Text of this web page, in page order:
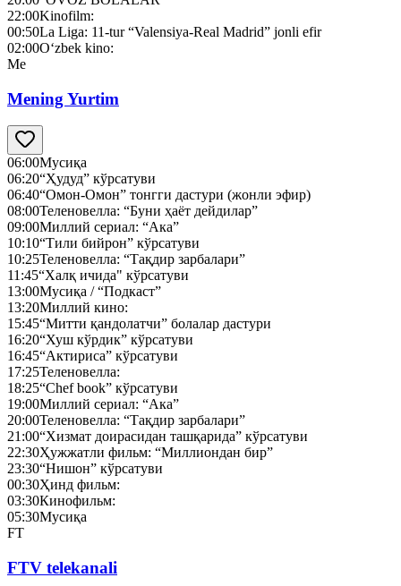
22:00Kinofilm:
00:50La Liga: 11-tur “Valensiya-Real Madrid” jonli efir
02:00O‘zbek kino:
Me
Mening Yurtim
06:00Мусиқа
06:20“Ҳудуд” кўрсатуви
06:40“Омон-Омон” тонгги дастури (жонли эфир)
08:00Теленовелла: “Буни ҳаёт дейдилар”
09:00Миллий сериал: “Ака”
10:10“Тили бийрон” кўрсатуви
10:25Теленовелла: “Тақдир зарбалари”
11:45“Халқ ичида" кўрсатуви
13:00Мусиқа / “Подкаст”
13:20Миллий кино:
15:45“Митти қандолатчи” болалар дастури
16:20“Хуш кўрдик” кўрсатуви
16:45“Актириса” кўрсатуви
17:25Теленовелла:
18:25“Chef book” кўрсатуви
19:00Миллий сериал: “Ака”
20:00Теленовелла: “Тақдир зарбалари”
21:00“Хизмат доирасидан ташқарида” кўрсатуви
22:30Ҳужжатли фильм: “Миллиондан бир”
23:30“Нишон” кўрсатуви
00:30Ҳинд фильм:
03:30Кинофильм:
05:30Мусиқа
FT
FTV telekanali